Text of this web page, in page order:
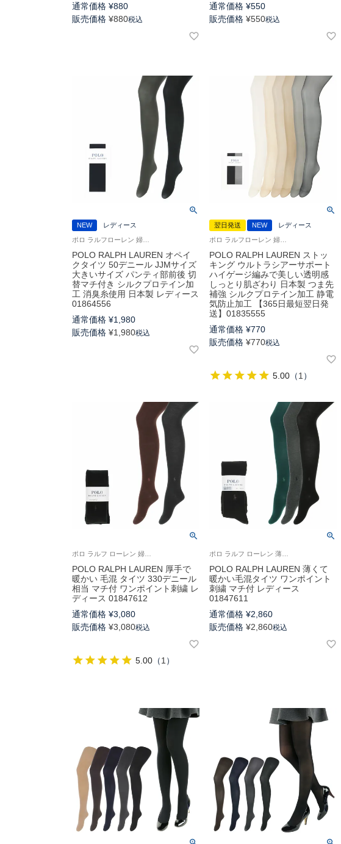
通常価格 ¥880
販売価格 ¥880税込
通常価格 ¥550
販売価格 ¥550税込
NEW
レディース
POLO RALPH LAUREN オペイ
クタイツ 50デニール JJMサイズ
大きいサイズ パンティ部前後 切
替マチ付き シルクプロテイン加
工 消臭糸使用 日本製 レディース
01864556
通常価格 ¥1,980
販売価格 ¥1,980税込
翌日発送 NEW
レディース
ポロ ラルフローレン 婦人 パンスト レディース
POLO RALPH LAUREN ストッ
キング ウルトラシアーサポート
ハイゲージ編みで美しい透明感
しっとり肌ざわり 日本製 つま先
補強 シルクプロテイン加工 静電
気防止加工 【365日最短翌日発
送】01835555
通常価格 ¥770
販売価格 ¥770税込
5.00（1 ）
POLO RALPH LAUREN 厚手で
暖かい 毛混 タイツ 330デニール
相当 マチ付 ワンポイント刺繍 レ
ディース 01847612
通常価格 ¥3,080
販売価格 ¥3,080税込
5.00 （1）
ポロ ラルフ ローレン 薄手平無地 婦人 タイツ 冬 旧01847606
POLO RALPH LAUREN 薄くて
暖かい毛混タイツ ワンポイント
刺繍 マチ付 レディース
01847611
通常価格 ¥2,860
販売価格 ¥2,860税込